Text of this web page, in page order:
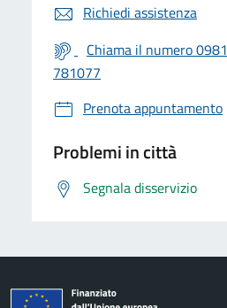
Richiedi assistenza
Chiama il numero
781077
Prenota appuntamento
Problemi in città
Segnala disservizio